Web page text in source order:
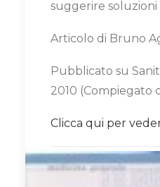
suggerire
Articolo di Bruno
Pubblicato su
2010 (Compiegato
Clicca qui per
by Chiara